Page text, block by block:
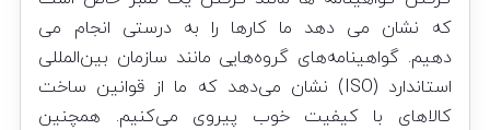
که نشان می دهد ما کارها را به درستی انجام می
دهیم. گواهینامه‌های گروه‌هایی مانند سازمان بین‌المللی
استاندارد (ISO) نشان می‌دهد که ما از قوانین ساخت
کالاهای با کیفیت خوب پیروی می‌کنیم. همچنین